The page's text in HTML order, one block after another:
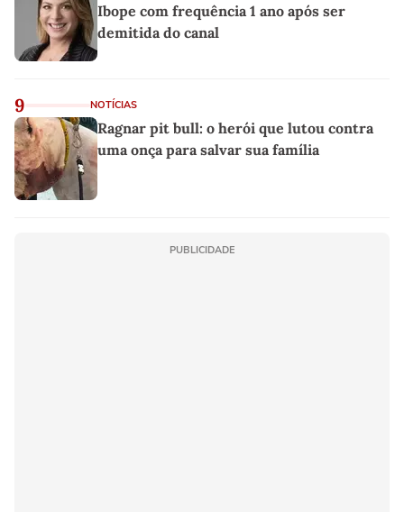
Ibope com frequência 1 ano após ser
demitida do canal
9 NOTÍCIAS
Ragnar pit bull: o herói que lutou contra
uma onça para salvar sua família
PUBLICIDADE